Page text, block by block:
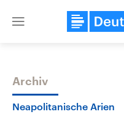
Close
Themen
Archiv
Neapolitanische Arien